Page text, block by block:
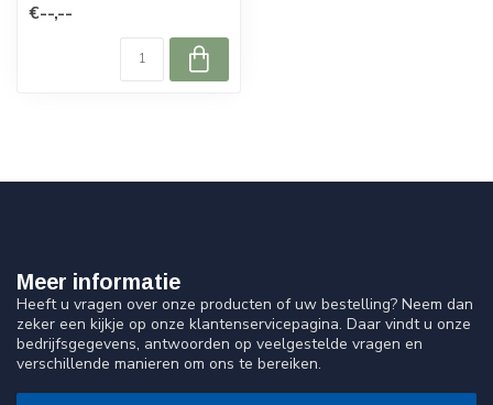
€--,--
Meer informatie
Heeft u vragen over onze producten of uw bestelling? Neem dan
zeker een kijkje op onze klantenservicepagina. Daar vindt u onze
bedrijfsgegevens, antwoorden op veelgestelde vragen en
verschillende manieren om ons te bereiken.